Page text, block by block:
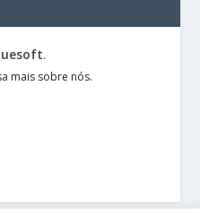
.
mais sobre nós.